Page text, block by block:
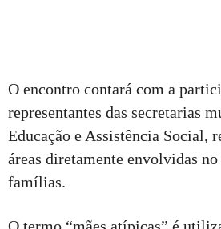
O encontro contará com a
representantes das secretarias
Educação e Assistência Social,
áreas diretamente envolvidas
famílias.